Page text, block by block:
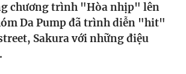
chương trình "Hòa nhịp" lên
Da Pump đã trình diễn "hit"
Sakura với những điệu